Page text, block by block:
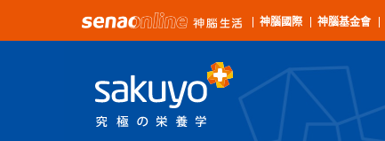
神腦國際 神腦基金會